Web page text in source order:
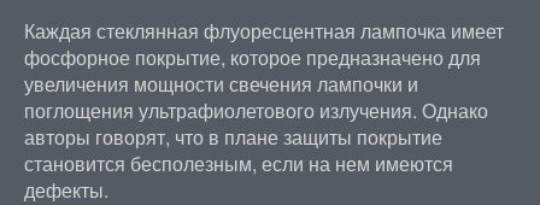
Каждая стеклянная флуоресцентная лампочка имеет
фосфорное покрытие, которое предназначено для
увеличения мощности свечения лампочки и
поглощения ультрафиолетового излучения. Однако
авторы говорят, что в плане защиты покрытие
становится бесполезным, если на нем имеются
дефекты.